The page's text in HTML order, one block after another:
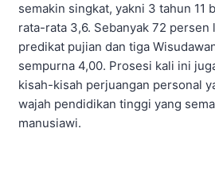
semakin singkat, yakni 3 tahun 11
rata-rata 3,6. Sebanyak 72 persen
predikat pujian dan tiga
sempurna 4,00. Prosesi kali ini
kisah-kisah perjuangan personal
wajah pendidikan tinggi yang
manusiawi.